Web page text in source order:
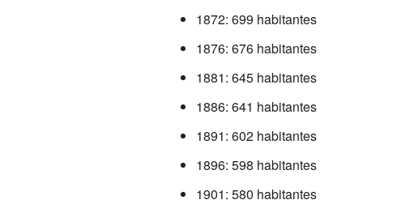
1872: 699 habitantes
1876: 676 habitantes
1881: 645 habitantes
1886: 641 habitantes
1891: 602 habitantes
1896: 598 habitantes
1901: 580 habitantes